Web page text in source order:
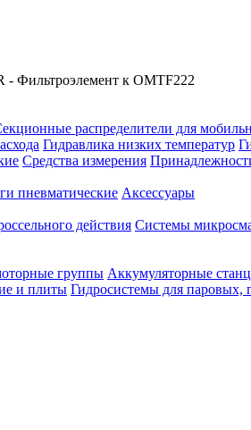
- Фильтроэлемент к OMTF222
распределители для
Гидравлика низких температур
Средства измерения
пневматические Аксессуары
действия Системы
группы Аккумуляторные
и плиты Гидросистемы для паровых,